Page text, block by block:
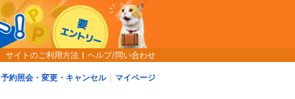
サイトのご利用方法 ヘルプ/問い合わせ
予約照会・変更・キャンセル マイページ